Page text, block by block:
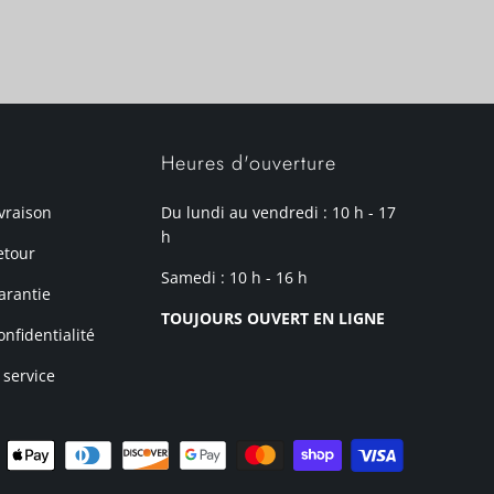
Heures d'ouverture
Du lundi au vendredi : 10 h - 17
h
Samedi : 10 h - 16 h
TOUJOURS OUVERT EN LIGNE